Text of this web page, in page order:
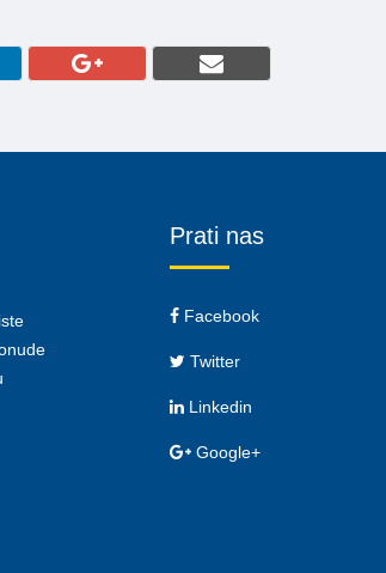
Prati nas
Facebook
Twitter
Linkedin
Google+